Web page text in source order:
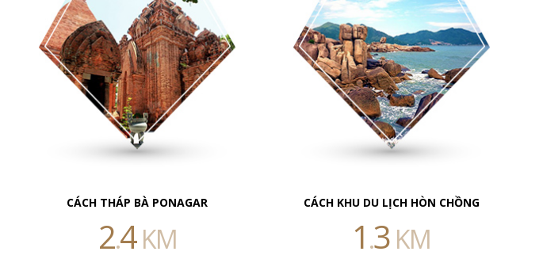
CÁCH THÁP BÀ PONAGAR
2.4KM
CÁCH KHU DU LỊCH HÒN CHỒNG
1.3 KM